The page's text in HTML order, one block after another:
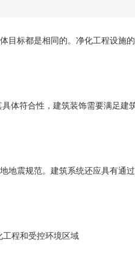
标都是相同的。净化工程设施
体符合性，建筑装饰需要满足建
震规范。建筑系统还应具有通
程和受控环境区域